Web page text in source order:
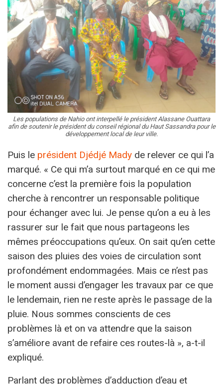
Les populations de Nahio ont interpellé le président Alassane Ouattara
afin de soutenir le président du conseil régional du Haut Sassandra pour le
développement local de leur ville.
Puis le président Djédjé Mady de relever ce qui l’a
marqué. « Ce qui m’a surtout marqué en ce qui me
concerne c’est la première fois la population
cherche à rencontrer un responsable politique
pour échanger avec lui. Je pense qu’on a eu à les
rassurer sur le fait que nous partageons les
mêmes préoccupations qu’eux. On sait qu’en cette
saison des pluies des voies de circulation sont
profondément endommagées. Mais ce n’est pas
le moment aussi d’engager les travaux par ce que
le lendemain, rien ne reste après le passage de la
pluie. Nous sommes conscients de ces
problèmes là et on va attendre que la saison
s’améliore avant de refaire ces routes-là », a-t-il
expliqué.
Parlant des problèmes d’adduction d’eau et